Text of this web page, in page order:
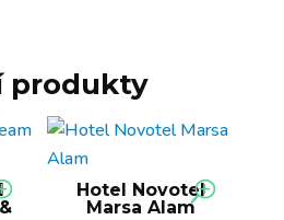
produkty
Hotel Novotel
Marsa Alam